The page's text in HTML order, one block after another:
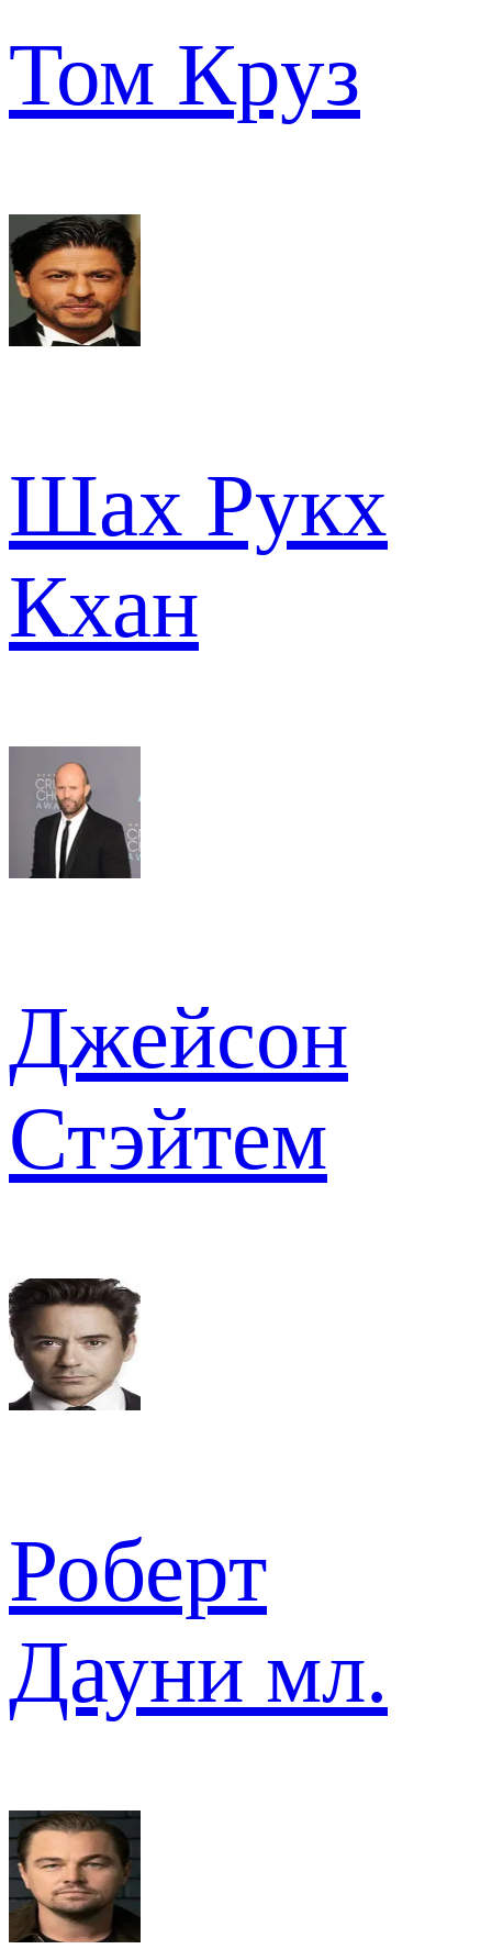
Том Круз
Шах Рукх
Кхан
Джейсон
Стэйтем
Роберт
Дауни мл.